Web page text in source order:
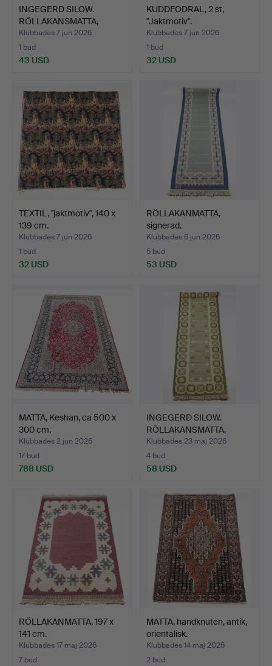
INGEGERD SILOW.
RÖLLAKANSMATTA,
signerad I…
Klubbades 7 jun 2026
1 bud
43 USD
KUDDFODRAL, 2 st,
"Jaktmotiv".
Klubbades 7 jun 2026
1 bud
32 USD
TEXTIL, "jaktmotiv", 140 x
139 cm.
Klubbades 7 jun 2026
1 bud
32 USD
RÖLLAKANMATTA,
signerad.
Klubbades 6 jun 2026
5 bud
53 USD
MATTA, Keshan, ca 500 x
300 cm.
Klubbades 2 jun 2026
17 bud
788 USD
INGEGERD SILOW.
RÖLLAKANSMATTA,
gallerimod…
Klubbades 23 maj 2026
4 bud
58 USD
RÖLLAKANMATTA, 197 x
141 cm.
Klubbades 17 maj 2026
7 bud
MATTA, handknuten, antik,
orientalisk.
Klubbades 14 maj 2026
2 bud